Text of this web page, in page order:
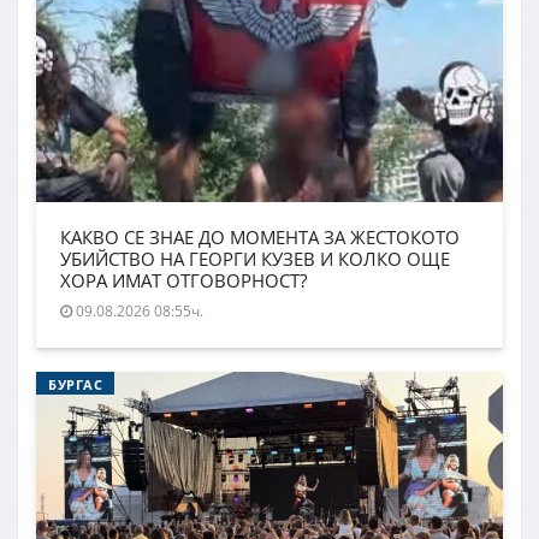
КАКВО СЕ ЗНАЕ ДО МОМЕНТА ЗА ЖЕСТОКОТО
УБИЙСТВО НА ГЕОРГИ КУЗЕВ И КОЛКО ОЩЕ
ХОРА ИМАТ ОТГОВОРНОСТ?
09.08.2026 08:55ч.
БУРГАС